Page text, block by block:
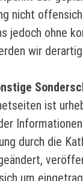
nicht
jedoch ohne
wir
ist
durch die
um